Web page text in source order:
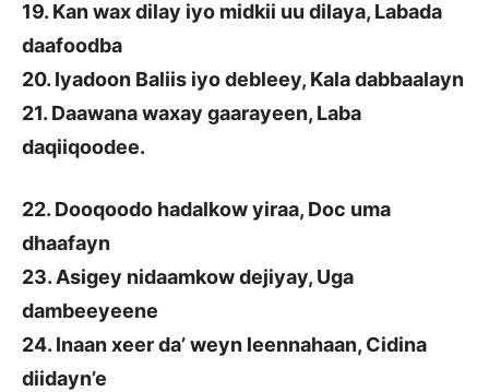
19. Kan wax dilay iyo midkii uu dilaya, Labada
daafoodba
20. Iyadoon Baliis iyo debleey, Kala dabbaalayn
21. Daawana waxay gaarayeen, Laba
daqiiqoodee.
22. Dooqoodo hadalkow yiraa, Doc uma
dhaafayn
23. Asigey nidaamkow dejiyay, Uga
dambeeyeene
24. Inaan xeer da’ weyn leennahaan, Cidina
diidayn’e